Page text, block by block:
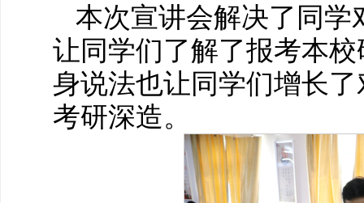
本次宣讲会解决了同学
让同学们了解了报考本
身说法也让同学们增长
考研深造。